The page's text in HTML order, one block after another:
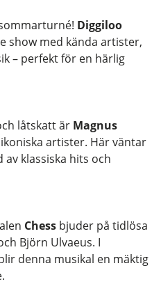
Diggiloo
show med kända artister,
– perfekt för en härlig
låtskatt är Magnus
artister. Här väntar
klassiska hits och
Chess bjuder på tidlösa
Björn Ulvaeus. I
denna musikal en mäktig